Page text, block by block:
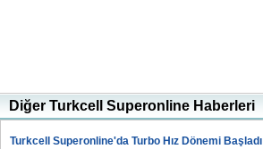
Diğer Turkcell Superonline Haberleri
Turkcell Superonline'da Turbo Hız Dönemi Başladı